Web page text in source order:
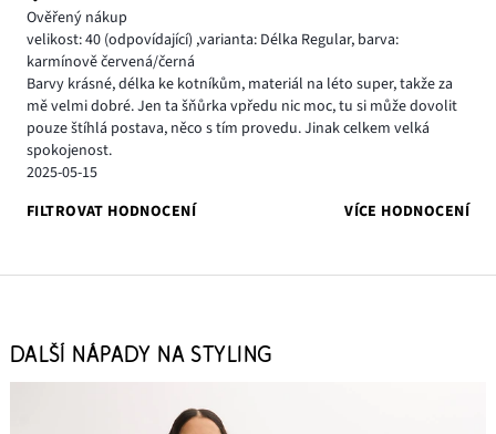
Ověřený nákup
velikost: 40 (odpovídající) ,varianta: Délka Regular, barva:
karmínově červená/černá
Barvy krásné, délka ke kotníkům, materiál na léto super, takže za
mě velmi dobré. Jen ta šňůrka vpředu nic moc, tu si může dovolit
pouze štíhlá postava, něco s tím provedu. Jinak celkem velká
spokojenost.
2025-05-15
FILTROVAT HODNOCENÍ
VÍCE HODNOCENÍ
DALŠÍ NÁPADY NA STYLING